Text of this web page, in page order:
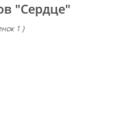
"Сердце"
1 )